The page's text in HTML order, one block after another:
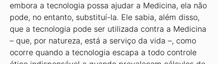
embora a tecnologia possa ajudar a Medicina, ela não
pode, no entanto, substituí-la. Ele sabia, além disso,
que a tecnologia pode ser utilizada contra a Medicina
– que, por natureza, está a serviço da vida –, como
ocorre quando a tecnologia escapa a todo controle